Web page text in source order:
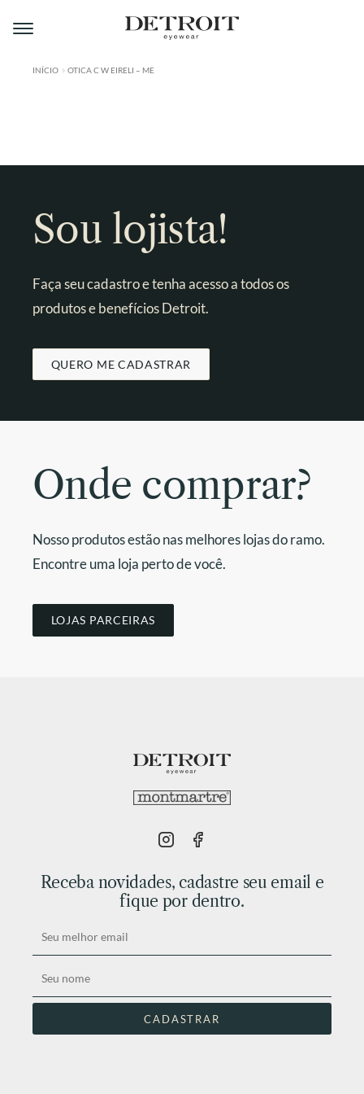
Pular
para
Pular
para
A MONTMARTRE
CONTATO
INÍCIO OTICA C W EIRELI – ME
Sou lojista!
Faça seu cadastro e tenha acesso a todos os
produtos e benefícios Detroit.
QUERO ME CADASTRAR
Onde comprar?
Nosso produtos estão nas melhores lojas do ramo.
Encontre uma loja perto de você.
LOJAS PARCEIRAS
Receba novidades, cadastre seu email e
fique por dentro.